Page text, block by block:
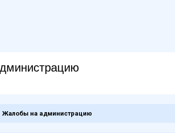
Жалобы на администрацию